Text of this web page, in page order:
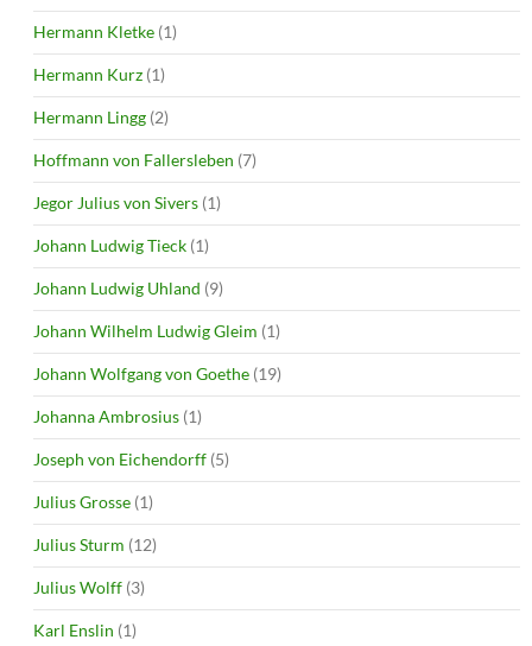
Hermann Kletke (1)
Hermann Kurz (1)
Hermann Lingg (2)
Hoffmann von Fallersleben (7)
Jegor Julius von Sivers (1)
Johann Ludwig Tieck (1)
Johann Ludwig Uhland (9)
Johann Wilhelm Ludwig Gleim (1)
Johann Wolfgang von Goethe (19)
Johanna Ambrosius (1)
Joseph von Eichendorff (5)
Julius Grosse (1)
Julius Sturm (12)
Julius Wolff (3)
Karl Enslin (1)